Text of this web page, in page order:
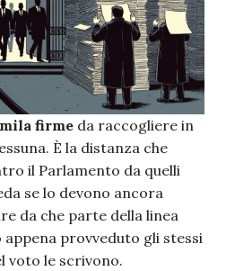
firme da raccogliere in
È la distanza che
il Parlamento da quelli
se lo devono ancora
da che parte della linea
provveduto gli stessi
voto le scrivono.